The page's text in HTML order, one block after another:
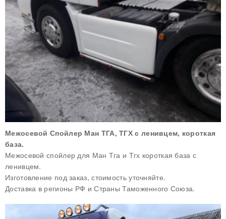
Межосевой Спойлер Ман ТГА, ТГХ с ленивцем, короткая
база.
Межосевой спойлер для Ман Тга и Тгх короткая база с
ленивцем.
Изготовление под заказ, стоимость уточняйте.
Доставка в регионы РФ и Страны Таможенного Союза.